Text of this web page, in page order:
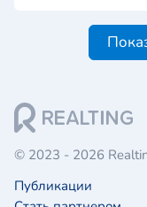
© 2023 - 2026
Публикации